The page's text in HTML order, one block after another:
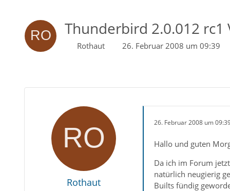
Thunderbird 2.0.012 rc1
Rothaut 26. Februar 2008 um 09:39
Rothaut
26. Februar 2008 um
Hallo und guten
Da ich im Forum
natürlich neugierig
Builts fündig